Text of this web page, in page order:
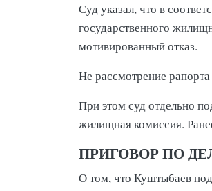
Суд указал, что в
государственного
мотивированный отказ.
Не рассмотрение
При этом суд отдельно
жилищная комиссия.
ПРИГОВОР ПО
О том, что Куштыбаев